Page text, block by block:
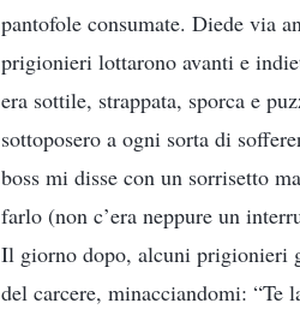
pantofole consumate. Diede via
prigionieri lottarono avanti e
era sottile, strappata, sporca e
sottoposero a ogni sorta di
boss mi disse con un sorrisetto
farlo (non c’era neppure un
Il giorno dopo, alcuni prigionieri
del carcere, minacciandomi: “Te